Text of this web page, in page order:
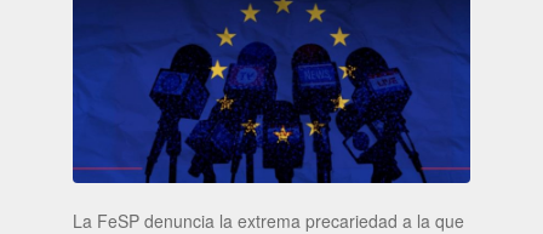
La FeSP denuncia la extrema precariedad a la que